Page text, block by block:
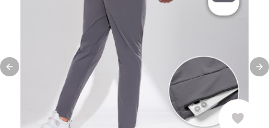
Previous slide